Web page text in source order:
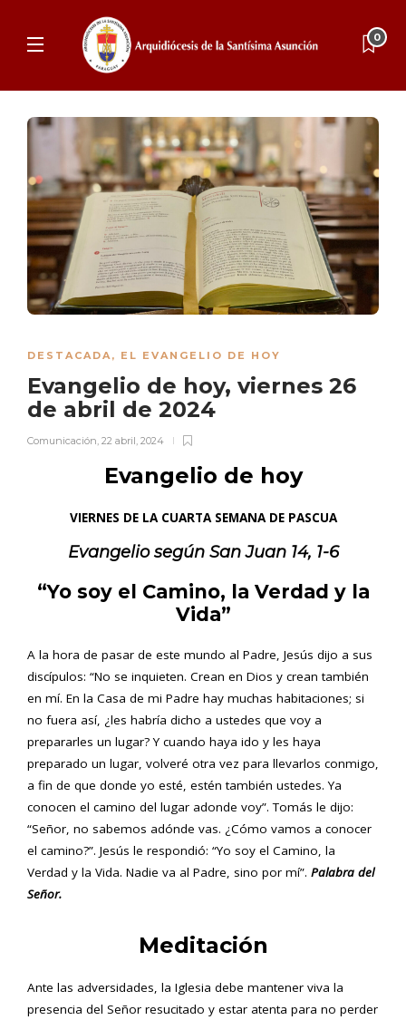
0
DESTACADA, EL EVANGELIO DE HOY
Evangelio de hoy, viernes 26
de abril de 2024
Comunicación, 22 abril, 2024
Evangelio de hoy
VIERNES DE LA CUARTA SEMANA DE PASCUA
Evangelio según SanJuan 14, 1-6
“Yo soy el Camino, la Verdad y la
Vida”
A la hora de pasar de este mundo al Padre, Jesús dijo a sus
discípulos: “No se inquieten. Crean en Dios y crean también
en mí. En la Casa de mi Padre hay muchas habitaciones; si
no fuera así, ¿les habría dicho a ustedes que voy a
prepararles un lugar? Y cuando haya ido y les haya
preparado un lugar, volveré otra vez para llevarlos conmigo,
a fin de que donde yo esté, estén también ustedes. Ya
conocen el camino del lugar adonde voy”. Tomás le dijo:
“Señor, no sabemos adónde vas. ¿Cómo vamos a conocer
el camino?”. Jesús le respondió: “Yo soy el Camino, la
Verdad y la Vida. Nadie va al Padre, sino por mí”. Palabra del
Señor.
Meditación
Ante las adversidades, la Iglesia debe mantener viva la
presencia del Señor resucitado y estar atenta para no perder